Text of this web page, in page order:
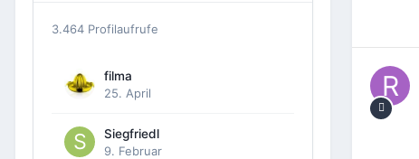
3.464 Profilaufrufe
filma
25. April
Siegfriedl
9. Februar